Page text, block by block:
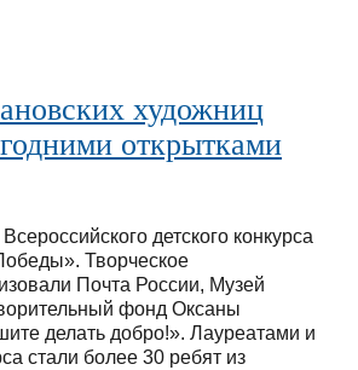
художниц
открытками
детского конкурса
Творческое
Почта России, Музей
фонд Оксаны
делать добро!». Лауреатами и
стали более 30 ребят из